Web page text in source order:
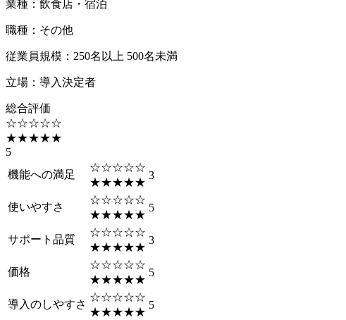
業種 ： 飲食店・宿泊
職種 ： その他
従業員規模 ： 250名以上 500名未満
立場 ： 導入決定者
総合評価
☆☆☆☆☆
★★★★★
5
機能への満足
☆☆☆☆☆
★★★★★
3
使いやすさ
☆☆☆☆☆
★★★★★
5
サポート品質
☆☆☆☆☆
★★★★★
3
価格
☆☆☆☆☆
★★★★★
5
導入のしやすさ
☆☆☆☆☆
★★★★★
5